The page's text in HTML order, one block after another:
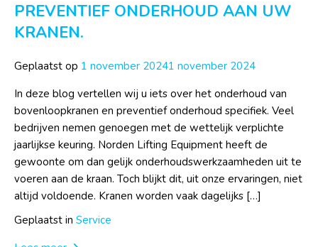
PREVENTIEF ONDERHOUD AAN UW
KRANEN.
Geplaatst op 1 november 20241 november 2024
In deze blog vertellen wij u iets over het onderhoud van
bovenloopkranen en preventief onderhoud specifiek. Veel
bedrijven nemen genoegen met de wettelijk verplichte
jaarlijkse keuring. Norden Lifting Equipment heeft de
gewoonte om dan gelijk onderhoudswerkzaamheden uit te
voeren aan de kraan. Toch blijkt dit, uit onze ervaringen, niet
altijd voldoende. Kranen worden vaak dagelijks […]
Geplaatst in Service